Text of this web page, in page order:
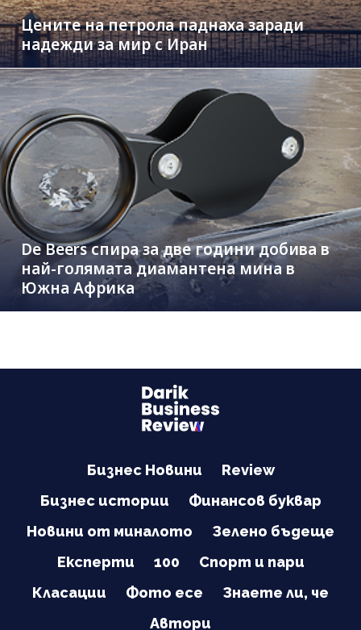
Цените на петрола паднаха заради
надежди за мир с Иран
De Beers спира за две години добива в
най-голямата диамантена мина в
Южна Африка
Бизнес Новини
Review
Бизнес истории
Финансов буквар
Новини от миналото
Зелено бъдеще
Експерти
100
Спорт и пари
Класации
Фото есе
Знаете ли, че
Автори